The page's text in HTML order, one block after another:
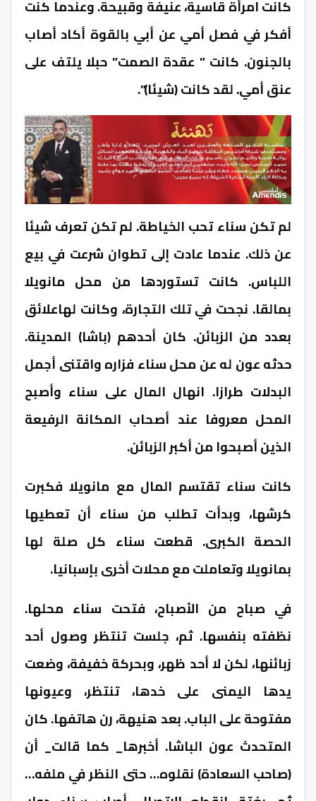
كانت امرأة قاسية، عنيفة وقبيحة. وعندما كنت
أفكر في فصل أمي عن أبي بالقوة أكاد أصاب
بالجنون. كانت ” عقدة الصمت” حبلا يلتف على
عنق أمي. لقد كانت (شيئا)”.
لم تكن سناء تحب الخياطة. لم تكن تعرف شيئا
عن ذلك. عندما عادت إلى تطوان شرعت في بيع
اللباس. كانت تستوردها من محل مانويلا
بمالقا. نجحت في تلك التجارة، وكانت لهاعلائق
بعدد من الزبائن. كان أحدهم (باشا) المدينة.
حدثه عون له عن محل سناء فزاره واقتنى أجمل
البدلات طرازا. انهال المال على سناء وأصبح
المحل معروفا عند أصحاب المكانة الرفيعة
الذين أصبحوا من أكبر الزبائن.
كانت سناء تقتسم المال مع مانويلا فكبرت
كرشها، وبدأت تطلب من سناء أن تعطيها
الحصة الكبرى. قطعت سناء كل صلة لها
بمانويلا وتعاملت مع محلات أخرى بإسبانيا.
في صباح من الأصباح، فتحت سناء محلها.
نظفته بنفسها. ثم، جلست تنتظر وصول أحد
زبائنها، لكن لا أحد ظهر، وبحركة خفيفة، وضعت
يدها اليمنى على خدها، تنتظر، وعيونها
مفتوحة على الباب. بعد هنيهة، رن هاتفها. كان
المتحدث عون الباشا. أخبرها_ كما قالت_ أن
(صاحب السعادة) نقلوه… حتى النظر في ملفه…